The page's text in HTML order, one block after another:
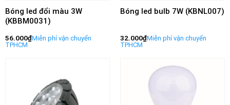
Bóng led đổi màu 3W
(KBBM0031)
56.000₫
Bóng led bulb 7W (KBNL007)
32.000₫